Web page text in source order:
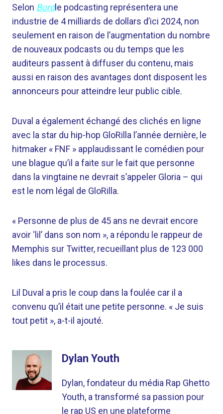
Selon Bordle podcasting représentera une
industrie de 4 milliards de dollars d’ici 2024, non
seulement en raison de l’augmentation du nombre
de nouveaux podcasts ou du temps que les
auditeurs passent à diffuser du contenu, mais
aussi en raison des avantages dont disposent les
annonceurs pour atteindre leur public cible.
Duval a également échangé des clichés en ligne
avec la star du hip-hop GloRilla l’année dernière, le
hitmaker « FNF » applaudissant le comédien pour
une blague qu’il a faite sur le fait que personne
dans la vingtaine ne devrait s’appeler Gloria – qui
est le nom légal de GloRilla.
« Personne de plus de 45 ans ne devrait encore
avoir ‘lil’ dans son nom », a répondu le rappeur de
Memphis sur Twitter, recueillant plus de 123 000
likes dans le processus.
Lil Duval a pris le coup dans la foulée car il a
convenu qu’il était une petite personne. « Je suis
tout petit », a-t-il ajouté.
Dylan Youth
Dylan, fondateur du média Rap Ghetto
Youth, a transformé sa passion pour
le rap US en une plateforme